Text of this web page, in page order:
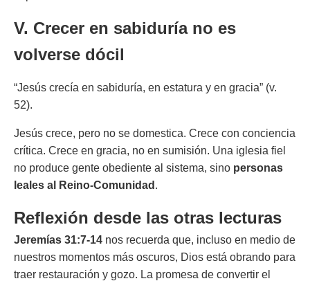
V. Crecer en sabiduría no es
volverse dócil
“Jesús crecía en sabiduría, en estatura y en gracia” (v.
52).
Jesús crece, pero no se domestica. Crece con conciencia
crítica. Crece en gracia, no en sumisión. Una iglesia fiel
no produce gente obediente al sistema, sino personas
leales al Reino-Comunidad .
Reflexión desde las otras lecturas
Jeremías 31:7-14 nos recuerda que, incluso en medio de
nuestros momentos más oscuros, Dios está obrando para
traer restauración y gozo. La promesa de convertir el